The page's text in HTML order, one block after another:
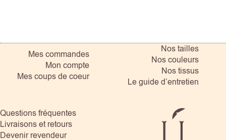
Mes commandes
Mon compte
Mes coups de coeur
Nos tailles
Nos couleurs
Nos tissus
Le guide d’entretien
Questions fréquentes
Livraisons et retours
Devenir revendeur